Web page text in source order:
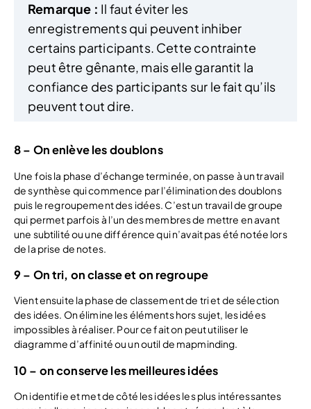
Remarque : Il faut éviter les
enregistrements qui peuvent inhiber
certains participants. Cette contrainte
peut être gênante, mais elle garantit la
confiance des participants sur le fait qu’ils
peuvent tout dire.
8 – On enlève les doublons
Une fois la phase d’échange terminée, on passe à un travail
de synthèse qui commence par l’élimination des doublons
puis le regroupement des idées. C’est un travail de groupe
qui permet parfois à l’un des membres de mettre en avant
une subtilité ou une différence qui n’avait pas été notée lors
de la prise de notes.
9 – On tri, on classe et on regroupe
Vient ensuite la phase de classement de tri et de sélection
des idées. On élimine les éléments hors sujet, les idées
impossibles à réaliser. Pour ce fait on peut utiliser le
diagramme d’affinité ou un outil de mapminding.
10 – on conserve les meilleures idées
On identifie et met de côté les idées les plus intéressantes